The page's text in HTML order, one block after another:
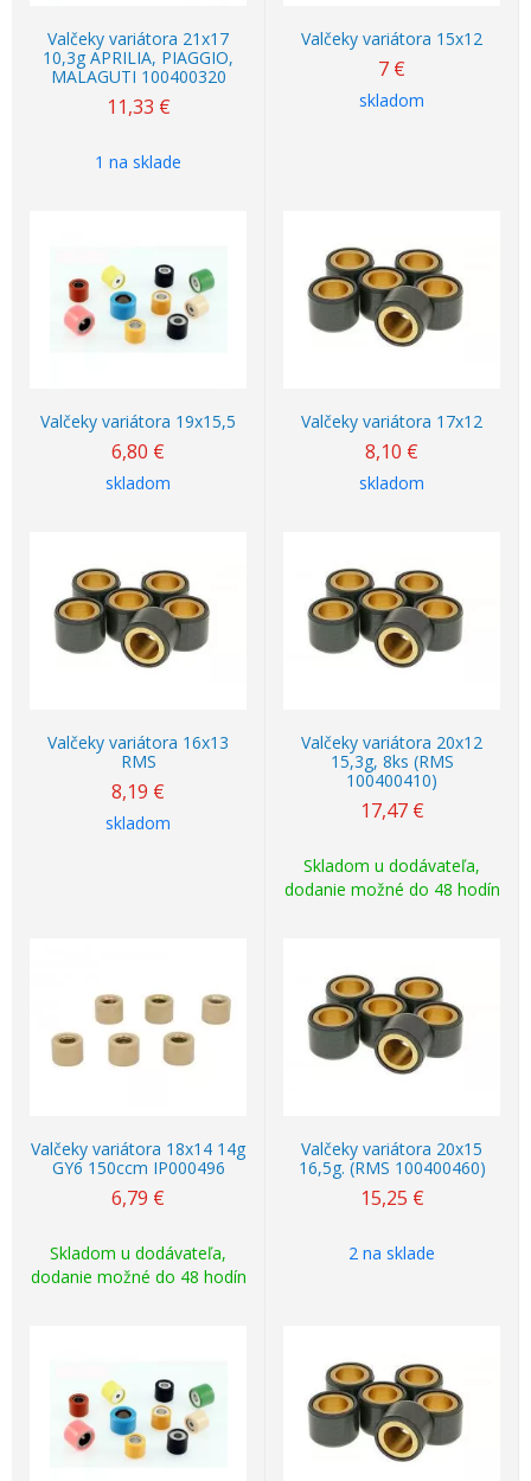
Valčeky variátora 21x17
10,3g APRILIA, PIAGGIO,
MALAGUTI 100400320
11,33 €
1 na sklade
Valčeky variátora 15x12
7 €
skladom
Valčeky variátora 19x15,5
6,80 €
skladom
Valčeky variátora 17x12
8,10 €
skladom
Valčeky variátora 16x13
RMS
8,19 €
skladom
Valčeky variátora 20x12
15,3g, 8ks (RMS
100400410)
17,47 €
Skladom u dodávateľa,
dodanie možné do 48 hodín
Valčeky variátora 18x14 14g
GY6 150ccm IP000496
6,79 €
Skladom u dodávateľa,
dodanie možné do 48 hodín
Valčeky variátora 20x15
16,5g. (RMS 100400460)
15,25 €
2 na sklade